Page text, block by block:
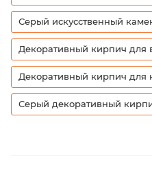
Серый искусственный
Декоративный кирпич для
Декоративный кирпич для
Серый декоративный